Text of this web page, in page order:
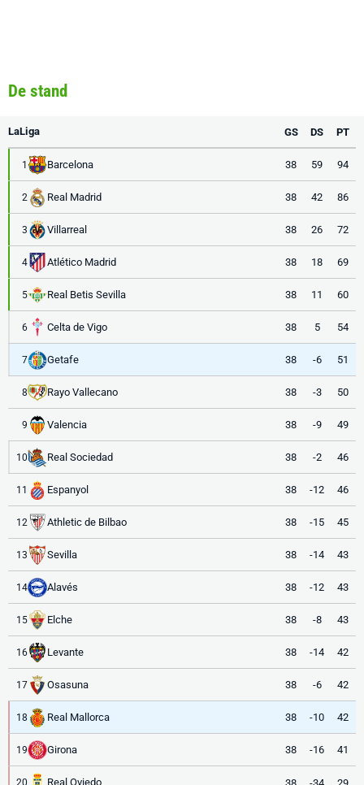
De stand
LaLiga GS DS PT
1 Barcelona 38 59 94
2 Real Madrid 38 42 86
3 Villarreal 38 26 72
4 Atlético Madrid 38 18 69
5 Real Betis Sevilla 38 11 60
6 Celta de Vigo 38 5 54
7 Getafe 38 -6 51
8 Rayo Vallecano 38 -3 50
9 Valencia 38 -9 49
10 Real Sociedad 38 -2 46
11 Espanyol 38 -12 46
12 Athletic de Bilbao 38 -15 45
13 Sevilla 38 -14 43
14 Alavés 38 -12 43
15 Elche 38 -8 43
16 Levante 38 -14 42
17 Osasuna 38 -6 42
18 Real Mallorca 38 -10 42
19 Girona 38 -16 41
20 Real Oviedo 38 -34 29